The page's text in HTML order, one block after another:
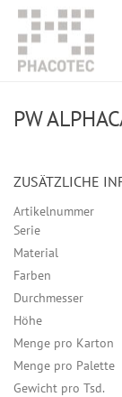
PW
ZUSÄTZLICHE
Artikelnummer
Serie
Material
Farben
Durchmesser
Höhe
Menge pro Karton
Menge pro Palette
Gewicht pro Tsd.